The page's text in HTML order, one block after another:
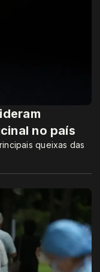
no país
queixas das